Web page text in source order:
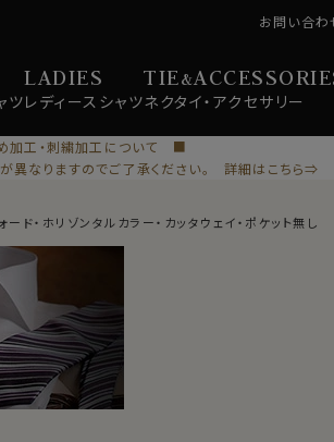
ツ
LADIES
レディース シャツ
TIE&
ネクタイ・ アクセサリー
お問い合わ
工・刺繍加工について ■
異なりますのでご了承ください。 詳細はこちら⇒
ド・ホリゾンタルカラー・カッタウェイ・ポケット無し